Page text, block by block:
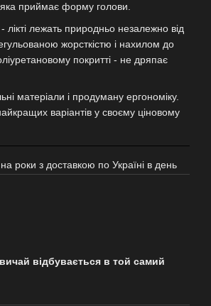
яка приймає форму голови.
лежать природньо незалежно від
жорсткістю і нахилом до
покритті - не дряпає
матеріали і продуману ергономіку.
варіантів у своєму ціновому
роки з доставкою по Україні в день
відбувається в той самий